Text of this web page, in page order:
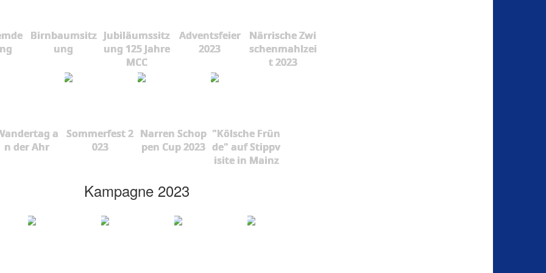
Birnbaumsitz
ung
Jubiläumssitz
ung 125 Jahre
MCC
Adventsfeier
2023
Närrische Zwi
schenmahlzei
t 2023
a
n der Ahr
Sommerfest 2
023
Narren Schop
pen Cup 2023
"Kölsche Frün
de" auf Stippv
isite in Mainz
Kampagne 2023